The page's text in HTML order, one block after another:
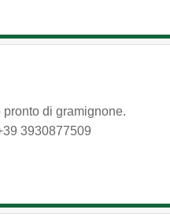
pronto di gramignone.
3930877509